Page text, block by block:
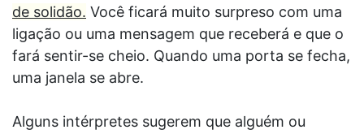
de solidão. Você ficará muito surpreso com uma
ligação ou uma mensagem que receberá e que o
fará sentir-se cheio. Quando uma porta se fecha,
uma janela se abre.
Alguns intérpretes sugerem que alguém ou